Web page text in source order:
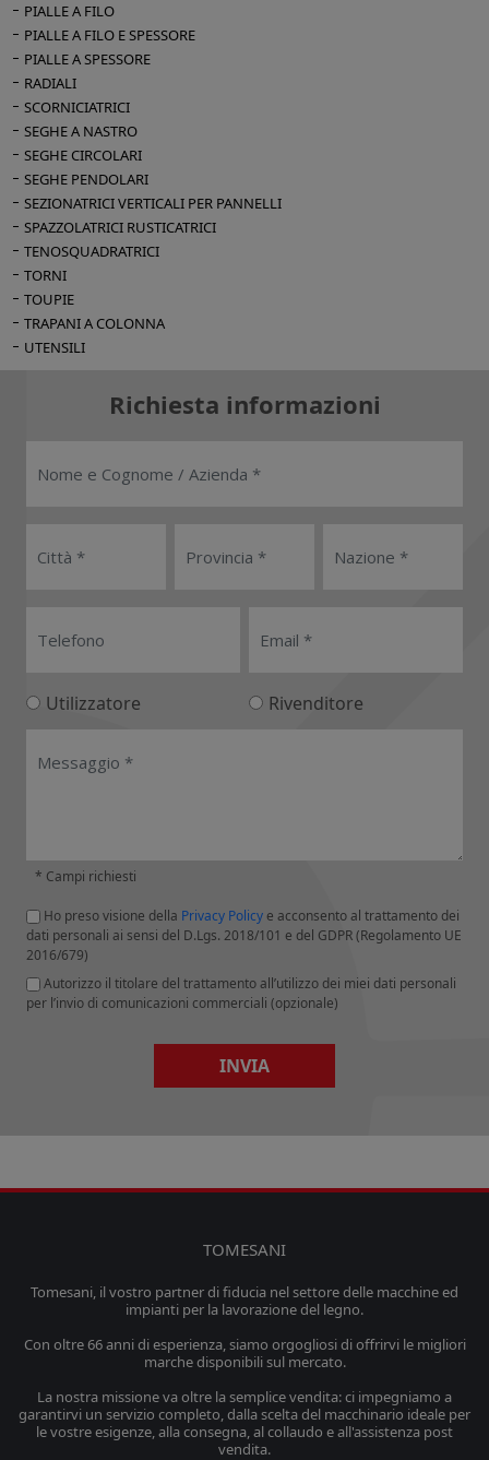
PIALLE A FILO
PIALLE A FILO E SPESSORE
PIALLE A SPESSORE
RADIALI
SCORNICIATRICI
SEGHE A NASTRO
SEGHE CIRCOLARI
SEGHE PENDOLARI
SEZIONATRICI VERTICALI PER PANNELLI
SPAZZOLATRICI RUSTICATRICI
TENOSQUADRATRICI
TORNI
TOUPIE
TRAPANI A COLONNA
UTENSILI
Richiesta informazioni
Utilizzatore Rivenditore
* Campi richiesti
Ho preso visione della Privacy Policy e acconsento al trattamento dei
dati personali ai sensi del D.Lgs. 2018/101 e del GDPR (Regolamento UE
2016/679)
Autorizzo il titolare del trattamento all’utilizzo dei miei dati personali
per l’invio di comunicazioni commerciali (opzionale)
INVIA
TOMESANI
Tomesani, il vostro partner di fiducia nel settore delle macchine ed
impianti per la lavorazione del legno.
Con oltre 66 anni di esperienza, siamo orgogliosi di offrirvi le migliori
marche disponibili sul mercato.
La nostra missione va oltre la semplice vendita: ci impegniamo a
garantirvi un servizio completo, dalla scelta del macchinario ideale per
le vostre esigenze, alla consegna, al collaudo e all'assistenza post
vendita.